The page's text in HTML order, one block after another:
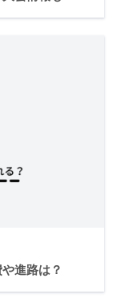
進路は？